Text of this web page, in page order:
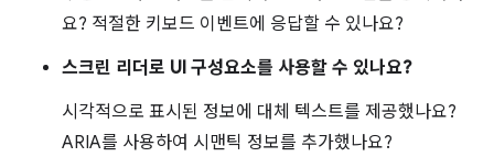
요? 적절한 키보드 이벤트에 응답할 수 있나요?
스크린 리더로 UI 구성요소를 사용할 수 있나요?
시각적으로 표시된 정보에 대체 텍스트를 제공했나요?
ARIA를 사용하여 시맨틱 정보를 추가했나요?